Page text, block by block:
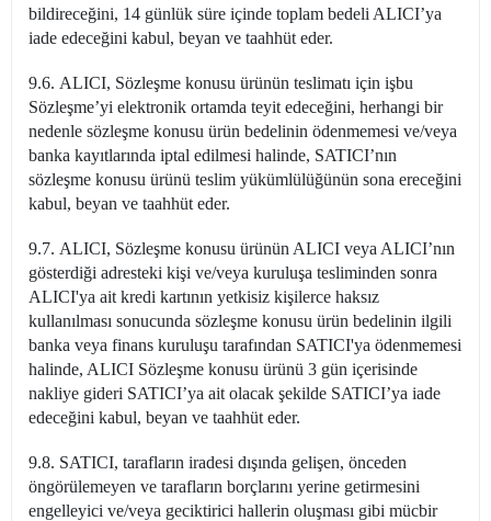
bildireceğini, 14 günlük süre içinde toplam bedeli ALICI’ya
iade edeceğini kabul, beyan ve taahhüt eder.
9.6. ALICI, Sözleşme konusu ürünün teslimatı için işbu
Sözleşme’yi elektronik ortamda teyit edeceğini, herhangi bir
nedenle sözleşme konusu ürün bedelinin ödenmemesi ve/veya
banka kayıtlarında iptal edilmesi halinde, SATICI’nın
sözleşme konusu ürünü teslim yükümlülüğünün sona ereceğini
kabul, beyan ve taahhüt eder.
9.7. ALICI, Sözleşme konusu ürünün ALICI veya ALICI’nın
gösterdiği adresteki kişi ve/veya kuruluşa tesliminden sonra
ALICI'ya ait kredi kartının yetkisiz kişilerce haksız
kullanılması sonucunda sözleşme konusu ürün bedelinin ilgili
banka veya finans kuruluşu tarafından SATICI'ya ödenmemesi
halinde, ALICI Sözleşme konusu ürünü 3 gün içerisinde
nakliye gideri SATICI’ya ait olacak şekilde SATICI’ya iade
edeceğini kabul, beyan ve taahhüt eder.
9.8. SATICI, tarafların iradesi dışında gelişen, önceden
öngörülemeyen ve tarafların borçlarını yerine getirmesini
engelleyici ve/veya geciktirici hallerin oluşması gibi mücbir